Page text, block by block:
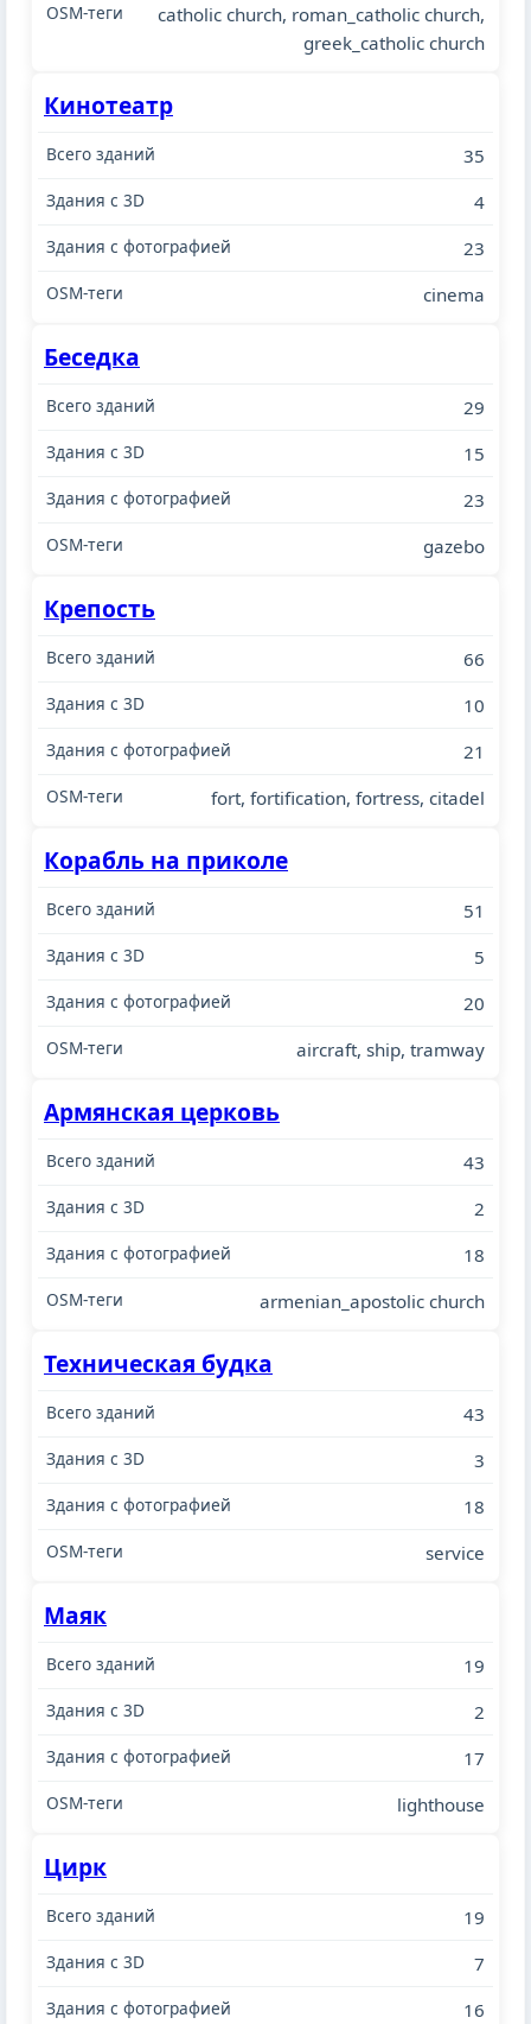
catholic church, roman_catholic church,
greek_catholic church
Кинотеатр
35
4
23
cinema
Беседка
29
15
23
gazebo
Крепость
66
10
21
fort, fortification, fortress, citadel
Корабль на приколе
51
5
20
aircraft, ship, tramway
Армянская церковь
43
2
18
armenian_apostolic church
Техническая будка
43
3
18
service
Маяк
19
2
17
lighthouse
Цирк
19
7
16